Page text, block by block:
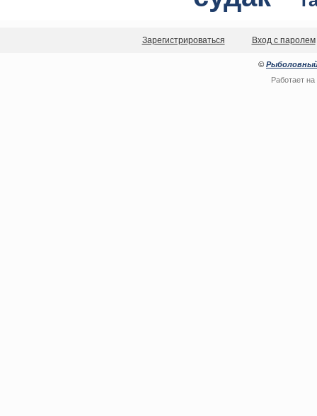
Зарегистрироваться Вход с паролем
© Рыболовный
Работает